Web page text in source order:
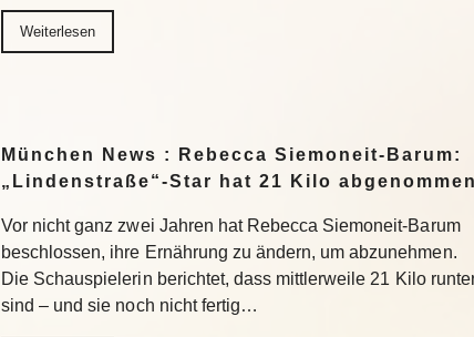
Weiterlesen
München News : Rebecca Siemoneit-Barum:
„Lindenstraße“-Star hat 21 Kilo abgenommen
Vor nicht ganz zwei Jahren hat Rebecca Siemoneit-Barum
beschlossen, ihre Ernährung zu ändern, um abzunehmen.
Die Schauspielerin berichtet, dass mittlerweile 21 Kilo
sind – und sie noch nicht fertig…